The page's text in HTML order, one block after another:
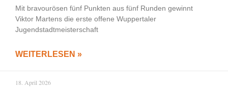
Mit bravourösen fünf Punkten aus fünf Runden gewinnt
Viktor Martens die erste offene Wuppertaler
Jugendstadtmeisterschaft
WEITERLESEN »
18. April 2026